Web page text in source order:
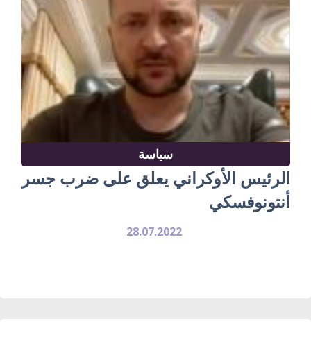
سياسة
الرئيس الأوكراني يعلق على ضرب جسر
أنتونوفسكي
28.07.2022